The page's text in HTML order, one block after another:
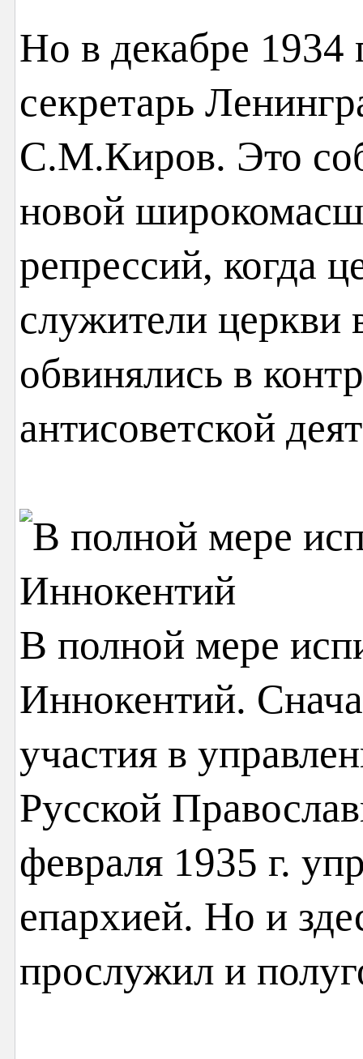
Но в декабре 1934
секретарь
С.М.Киров. Это
новой
репрессий, когда
служители церкви
обвинялись в
антисоветской
В полной мере
Иннокентий.
участия в
Русской
февраля 1935 г.
епархией. Но и
прослужил и